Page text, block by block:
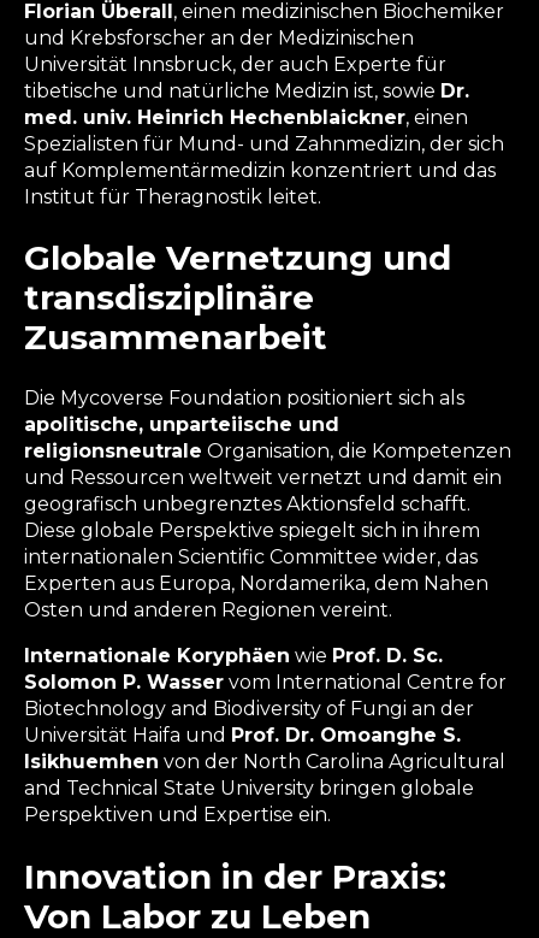
Florian Überall, einen medizinischen Biochemiker
und Krebsforscher an der Medizinischen
Universität Innsbruck, der auch Experte für
tibetische und natürliche Medizin ist, sowie Dr.
med. univ. Heinrich Hechenblaickner, einen
Spezialisten für Mund- und Zahnmedizin, der sich
auf Komplementärmedizin konzentriert und das
Institut für Theragnostik leitet.
Globale Vernetzung und
transdisziplinäre
Zusammenarbeit
Die Mycoverse Foundation positioniert sich als
apolitische, unparteiische und
religionsneutrale Organisation, die Kompetenzen
und Ressourcen weltweit vernetzt und damit ein
geografisch unbegrenztes Aktionsfeld schafft.
Diese globale Perspektive spiegelt sich in ihrem
internationalen Scientific Committee wider, das
Experten aus Europa, Nordamerika, dem Nahen
Osten und anderen Regionen vereint.
Internationale Koryphäen wie Prof. D. Sc.
Solomon P. Wasser vom International Centre for
Biotechnology and Biodiversity of Fungi an der
Universität Haifa und Prof. Dr. Omoanghe S.
Isikhuemhen von der North Carolina Agricultural
and Technical State University bringen globale
Perspektiven und Expertise ein.
Innovation in der Praxis:
Von Labor zu Leben